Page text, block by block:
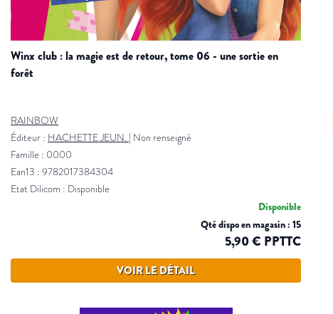
winx club : la magie est de retour, tome 06 - une sortie en
forêt
RAINBOW
Éditeur : HACHETTE JEUN. | Non renseigné
Famille : 0000
Ean13 : 9782017384304
Etat Dilicom : Disponible
Disponible
Qté dispo en magasin : 15
5,90 € PPTTC
VOIR LE DÉTAIL